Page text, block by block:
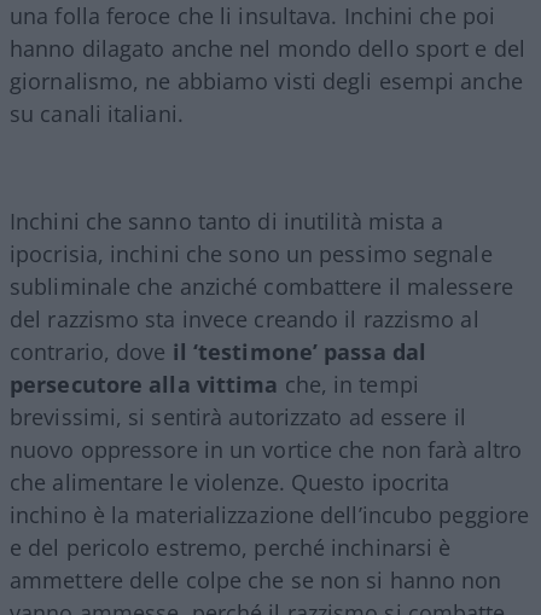
una folla feroce che li insultava. Inchini che poi
hanno dilagato anche nel mondo dello sport e del
giornalismo, ne abbiamo visti degli esempi anche
su canali italiani.
Inchini che sanno tanto di inutilità mista a
ipocrisia, inchini che sono un pessimo segnale
subliminale che anziché combattere il malessere
del razzismo sta invece creando il razzismo al
contrario, dove il ‘testimone’ passa dal
persecutore alla vittima che, in tempi
brevissimi, si sentirà autorizzato ad essere il
nuovo oppressore in un vortice che non farà altro
che alimentare le violenze. Questo ipocrita
inchino è la materializzazione dell’incubo peggiore
e del pericolo estremo, perché inchinarsi è
ammettere delle colpe che se non si hanno non